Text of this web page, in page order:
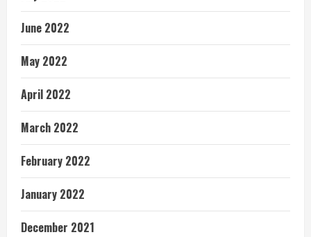
June 2022
May 2022
April 2022
March 2022
February 2022
January 2022
December 2021